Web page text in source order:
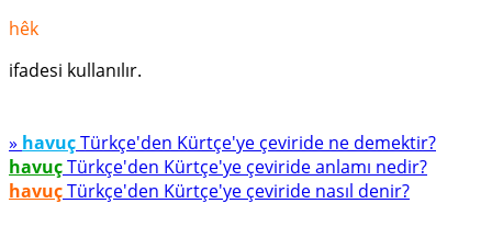
hêk
ifadesi kullanılır.
» havuçTürkçe'den Kürtçe'ye çeviride ne demektir?
havuçTürkçe'den Kürtçe'ye çeviride anlamı nedir?
havuçTürkçe'den Kürtçe'ye çeviride nasıl denir?